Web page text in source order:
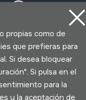
privacidad
propias como de
que prefieras para
Si desea bloquear
Si pulsa en el
para la
y la aceptación de